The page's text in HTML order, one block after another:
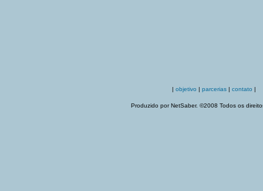
| objetivo | parcerias | contato |
Produzido por NetSaber. ©2008 Todos os